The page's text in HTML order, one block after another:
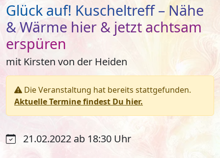
Glück auf! Kuscheltreff – Nähe
& Wärme hier & jetzt achtsam
erspüren
mit Kirsten von der Heiden
Die Veranstaltung hat bereits stattgefunden.
Aktuelle Termine findest Du hier.
21.02.2022 ab 18:30 Uhr